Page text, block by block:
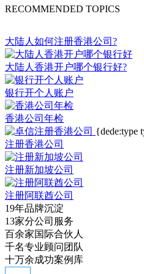
RECOMMENDED TOPICS
大陆人如何注册香港公司?
大陆人香港开户哪个银行好?
银行开个人账户
香港公司年检
{dede:type
注册香港公司
注册新加坡公司
注册阿联酋公司
19年品牌沉淀
13家分公司服务
百余家国际合伙人
千名专业顾问团队
十万余成功案例库